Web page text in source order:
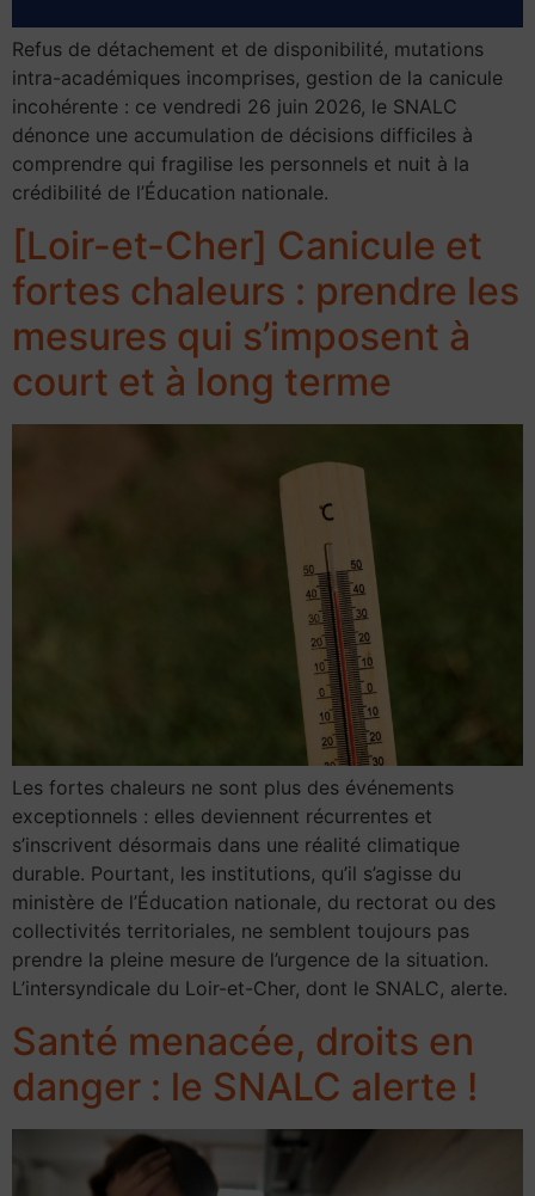
Refus de détachement et de disponibilité, mutations
intra-académiques incomprises, gestion de la canicule
incohérente : ce vendredi 26 juin 2026, le SNALC
dénonce une accumulation de décisions difficiles à
comprendre qui fragilise les personnels et nuit à la
crédibilité de l’Éducation nationale.
[Loir-et-Cher] Canicule et
fortes chaleurs : prendre les
mesures qui s’imposent à
court et à long terme
Les fortes chaleurs ne sont plus des événements
exceptionnels : elles deviennent récurrentes et
s’inscrivent désormais dans une réalité climatique
durable. Pourtant, les institutions, qu’il s’agisse du
ministère de l’Éducation nationale, du rectorat ou des
collectivités territoriales, ne semblent toujours pas
prendre la pleine mesure de l’urgence de la situation.
L’intersyndicale du Loir-et-Cher, dont le SNALC, alerte.
Santé menacée, droits en
danger : le SNALC alerte !